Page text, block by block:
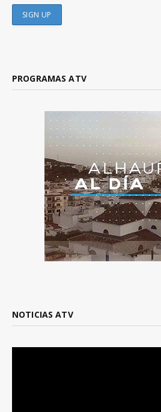
PROGRAMAS ATV
NOTICIAS ATV